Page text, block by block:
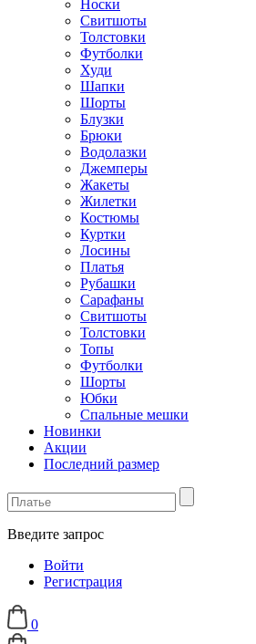
Носки
Свитшоты
Толстовки
Футболки
Худи
Шапки
Шорты
Блузки
Брюки
Водолазки
Джемперы
Жакеты
Жилетки
Костюмы
Куртки
Лосины
Платья
Рубашки
Сарафаны
Свитшоты
Толстовки
Топы
Футболки
Шорты
Юбки
Спальные мешки
Новинки
Акции
Последний размер
Введите запрос
Войти
Регистрация
0